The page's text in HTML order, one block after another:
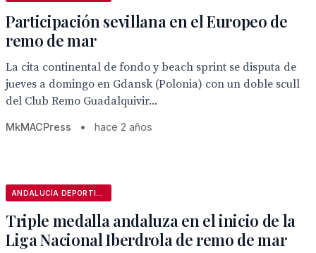
Participación sevillana en el Europeo de
remo de mar
La cita continental de fondo y beach sprint se disputa de
jueves a domingo en Gdansk (Polonia) con un doble scull
del Club Remo Guadalquivir...
MkMACPress • hace 2 años
Triple medalla andaluza en el inicio de la
Liga Nacional Iberdrola de remo de mar